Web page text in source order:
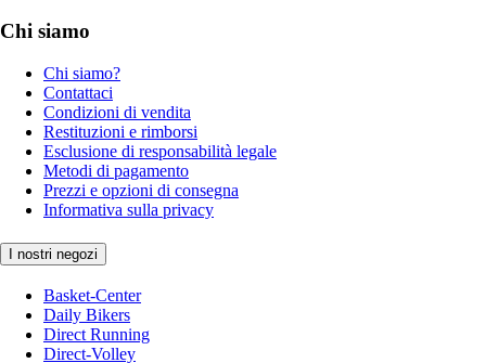
Chi siamo
Chi siamo?
Contattaci
Condizioni di vendita
Restituzioni e rimborsi
Esclusione di responsabilità legale
Metodi di pagamento
Prezzi e opzioni di consegna
Informativa sulla privacy
I nostri negozi
Basket-Center
Daily Bikers
Direct Running
Direct-Volley